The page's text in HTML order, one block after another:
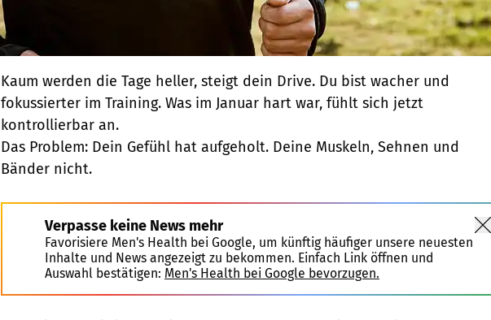
Kaum werden die Tage heller, steigt dein Drive. Du bist wacher und
fokussierter im Training. Was im Januar hart war, fühlt sich jetzt
kontrollierbar an.
Das Problem: Dein Gefühl hat aufgeholt. Deine Muskeln, Sehnen und
Bänder nicht.
Verpasse keine News mehr
Favorisiere Men's Health bei Google, um künftig häufiger unsere neuesten
Inhalte und News angezeigt zu bekommen. Einfach Link öffnen und
Auswahl bestätigen: Men's Health bei Google bevorzugen.